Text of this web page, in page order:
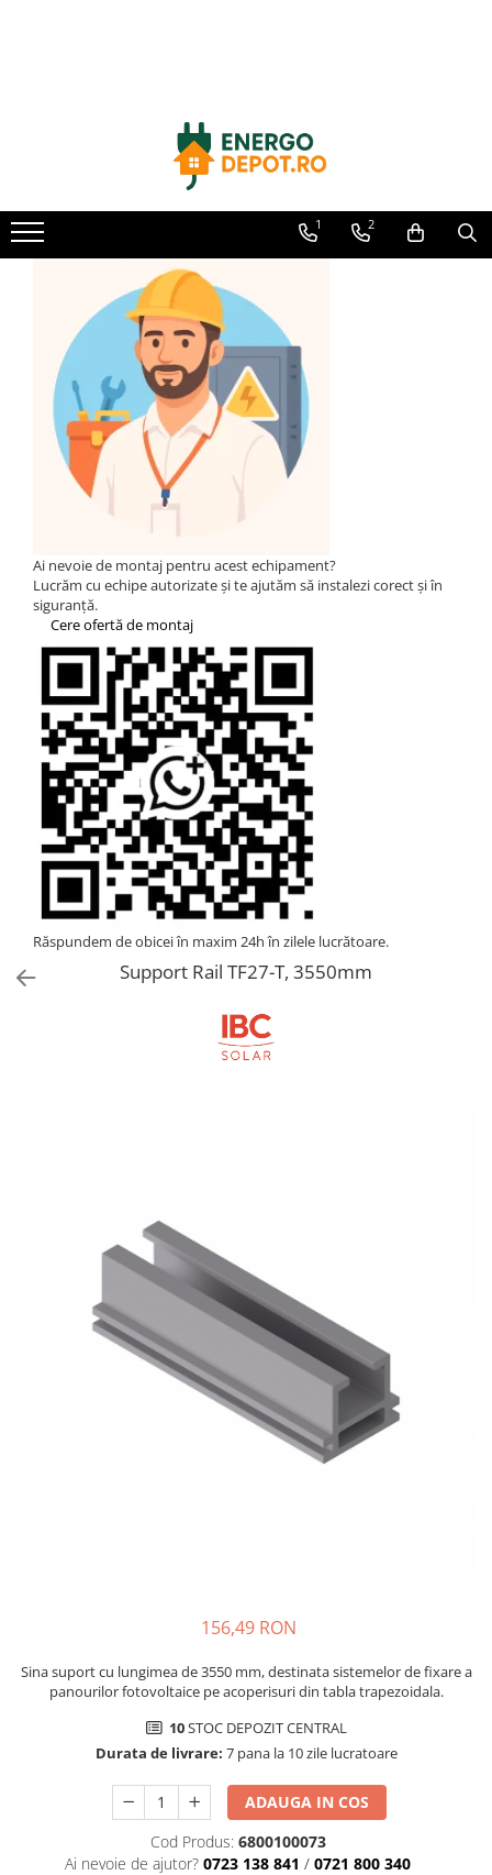
Longi Solar
Optimizatoare panouri
Invertoare
Microinvertoare
Fronius
Accesorii Fronius
Invertoare Hibride Fronius
Invertoare On-Grid Fronius
Statii de reincarcare Fronius
HUAWEI
SMA
Solis
Solplanet
Sungrow
Invertoare Hibrid Sungrow
Invertoare on-grid Sungrow
Statii de reincarcare Sungrow
Victron Energy
MPPT
Accesorii Victron
Acumulatori Victron
Invertor Hibrid - Off Grid
Statii de reincarcare Victron
Fronius Reserva
Fronius Reserva Pro
Structura
Structura acoperis tabla
1 2
Ai nevoie de montaj pentru acest echipament?
Lucrăm cu echipe autorizate și te ajutăm să instalezi corect și în
siguranță.
Cere ofertă de montaj
Răspundem de obicei în maxim 24h în zilele lucrătoare.
Support Rail TF27-T, 3550mm
156,49 RON
Sina suport cu lungimea de 3550 mm, destinata sistemelor de fixare a
panourilor fotovoltaice pe acoperisuri din tabla trapezoidala.
10STOC DEPOZIT CENTRAL
Durata de livrare: 7 pana la 10 zile lucratoare
ADAUGA IN COS
Cod Produs: 6800100073
Ai nevoie de ajutor? 0723 138 841 / 0721 800 340